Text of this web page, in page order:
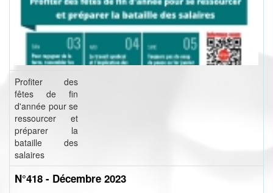
Profiter des
fêtes de fin
d'année pour se
ressourcer et
préparer la
bataille des
salaires
N°418 - Décembre 2023